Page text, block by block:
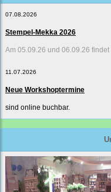
07.08.2026
Stempel-Mekka 2026
Am 05.09.26 und 06.09.26
11.07.2026
Neue Workshoptermine
sind online buchbar.